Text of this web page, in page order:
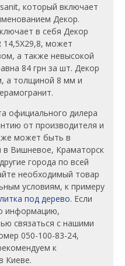
который включает
Декор.
в себя Декор
14,5X29,8, может
а также невысокой
84 грн за шт. Декор
а толщиной 8 мм и
официального дилера
от производителя и
может быть в
в Вишневое, Краматорск
города по всей
необходимый товар
условиям, к примеру
под дерево. Если
информацию,
связаться с нашими
050-100-83-24,
к
Киеве.